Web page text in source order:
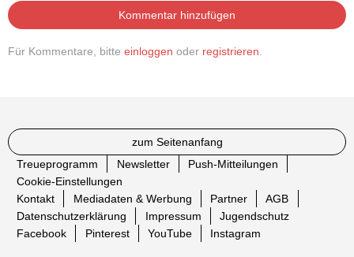
Kommentar hinzufügen
Für Kommentare, bitte einloggen oder registrieren
zum Seitenanfang
Treueprogramm
Newsletter
Push-Mitteilungen
Cookie-Einstellungen
Kontakt
Mediadaten & Werbung Partner
AGB
Datenschutzerklärung
Impressum
Jugendschutz
Facebook
Pinterest YouTube Instagram